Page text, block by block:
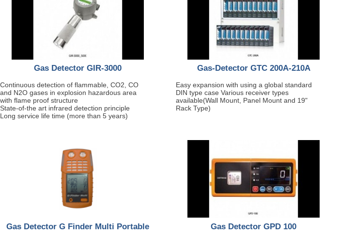
Gas Detector GIR-3000
Continuous detection of flammable, CO2, CO
and N2O gases in explosion hazardous area
with flame proof structure
State-of-the art infrared detection principle
Long service life time (more than 5 years)
Gas-Detector GTC 200A-210A
Easy expansion with using a global standard
DIN type case Various receiver types
available(Wall Mount, Panel Mount and 19"
Rack Type)
Gas Detector G Finder Multi Portable Gas Detector GPD 100